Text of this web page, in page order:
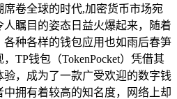
卷全球的时代,加密货币市场宛
瞩目的姿态日益火爆起来，随着
种各样的钱包应用也如雨后春笋
TP钱包（TokenPocket）凭借其
，成为了一款广受欢迎的数字钱
拥有着较高的知名度，网络上却